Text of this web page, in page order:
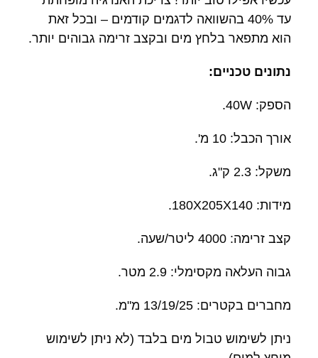
עד 40% בהשוואה לדגמים קודמים – ובכל זאת
הוא מתפאר בלחץ מים ובקצב זרימה גבוהים יותר.
נתונים טכניים:
הספק: 40W.
אורך הכבל: 10 מ'.
משקל: 2.3 ק"ג.
מידות: 180X205X140.
קצב זרימה: 4000 ליטר/שעה.
גבוה העלאה מקסימלי: 2.9 מטר.
מחברים בקטרים: 13/19/25 מ"מ.
ניתן לשימוש טבול מים בלבד (לא ניתן לשימוש